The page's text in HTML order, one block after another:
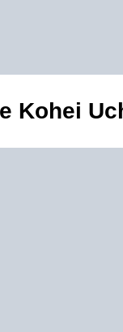
Kohei